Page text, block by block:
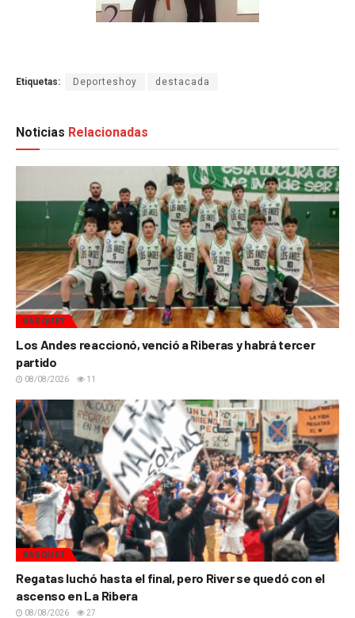
Etiquetas: Deporteshoy destacada
Noticias Relacionadas
BÁSQUET
Los Andes reaccionó, venció a Riberas y habrá tercer
partido
08/08/2026 11
BÁSQUET
Regatas luchó hasta el final, pero River se quedó con el
ascenso en La Ribera
08/08/2026 27